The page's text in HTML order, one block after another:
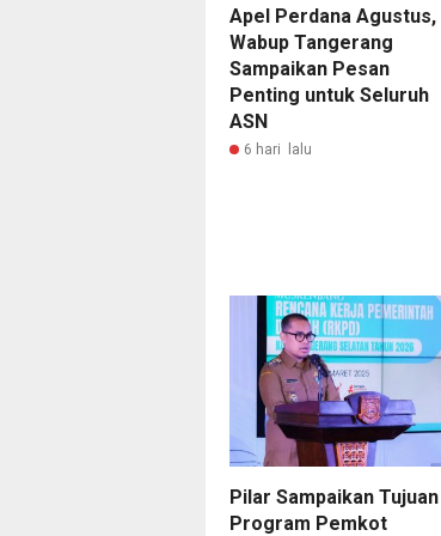
Apel Perdana Agustus,
Wabup Tangerang
Sampaikan Pesan
Penting untuk Seluruh
ASN
6 hari lalu
Pilar Sampaikan Tujuan
Program Pemkot